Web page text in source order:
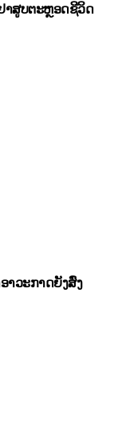
າສູບຕະຫຼອດຊີວິດ
າວະກາດຍັງສົ່ງ